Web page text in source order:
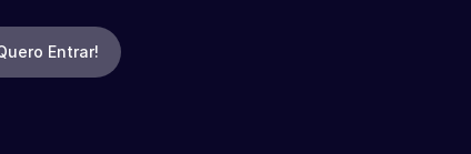
Entrar!